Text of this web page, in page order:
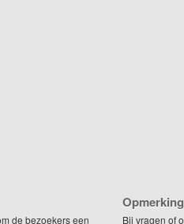
de bezoekers een Bij vragen of